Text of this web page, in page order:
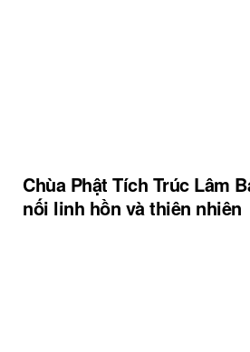
Chùa Phật Tích Trúc Lâm
nối linh hồn và thiên nhiên